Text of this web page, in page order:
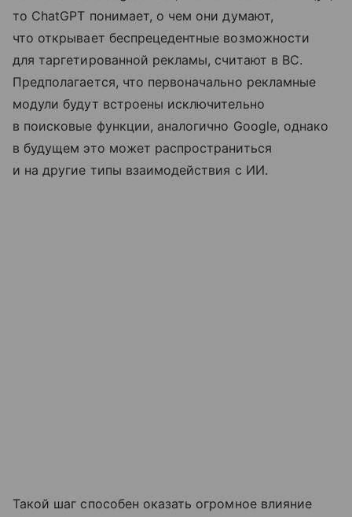
то ChatGPT понимает, о чем они думают,
что открывает беспрецедентные возможности
для таргетированной рекламы, считают в BC.
Предполагается, что первоначально рекламные
модули будут встроены исключительно
в поисковые функции, аналогично Google, однако
в будущем это может распространиться
и на другие типы взаимодействия с ИИ.
Такой шаг способен оказать огромное влияние